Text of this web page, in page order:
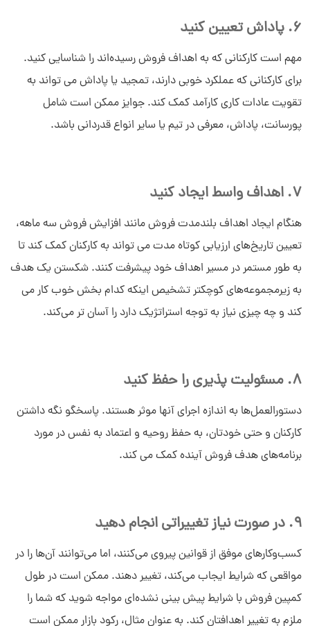
6. پاداش تعیین کنید
مهم است کارکنانی که به اهداف فروش رسیده‌اند را شناسایی کنید.
برای کارکنانی که عملکرد خوبی دارند، تمجید یا پاداش می تواند به
تقویت عادات کاری کارآمد کمک کند. جوایز ممکن است شامل
پورسانت، پاداش، معرفی در تیم یا سایر انواع قدردانی باشد.
7. اهداف واسط ایجاد کنید
هنگام ایجاد اهداف بلندمدت فروش مانند افزایش فروش سه ماهه،
تعیین تاریخ‌های ارزیابی کوتاه مدت می تواند به کارکنان کمک کند تا
به طور مستمر در مسیر اهداف خود پیشرفت کنند. شکستن یک هدف
به زیرمجموعه‌های کوچکتر تشخیص اینکه کدام بخش خوب کار می
کند و چه چیزی نیاز به توجه استراتژیک دارد را آسان تر می‌کند.
8. مسئولیت پذیری را حفظ کنید
دستورالعمل‌ها به اندازه اجرای آنها موثر هستند. پاسخگو نگه داشتن
کارکنان و حتی خودتان، به حفظ روحیه و اعتماد به نفس در مورد
برنامه‌های هدف فروش آینده کمک می کند.
9. در صورت نیاز تغییراتی انجام دهید
کسب‌وکارهای موفق از قوانین پیروی می‌کنند، اما می‌توانند آن‌ها را در
مواقعی که شرایط ایجاب می‌کند، تغییر دهند. ممکن است در طول
کمپین فروش با شرایط پیش بینی نشده‌ای مواجه شوید که شما را
ملزم به تغییر اهدافتان کند. به عنوان مثال، رکود بازار ممکن است
دیدار چیست؟
دیدار به چه کسب و کارهایی کمک می‌کند؟
چرا دیدار بخرم؟